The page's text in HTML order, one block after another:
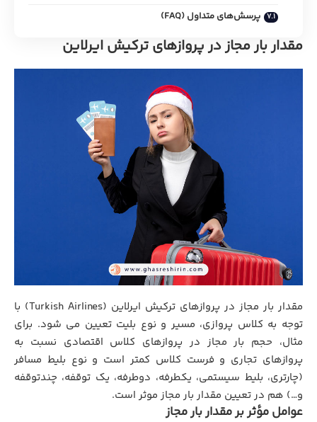
پرسش‌های متداول (FAQ)
مقدار بار مجاز در پروازهای ترکیش ایرلاین
مقدار بار مجاز در پروازهای ترکیش ایرلاین (Turkish Airlines) با
توجه به کلاس پروازی، مسیر و نوع بلیت تعیین می شود. برای
مثال، حجم بار مجاز در پروازهای کلاس اقتصادی نسبت به
پروازهای تجاری و فرست کلاس کمتر است و نوع بلیط مسافر
(چارتری، بلیط سیستمی، یکطرفه، دوطرفه، یک توقفه، چندتوقفه
و…) هم در تعیین مقدار بار مجاز موثر است.
عوامل مؤثر بر مقدار بار مجاز